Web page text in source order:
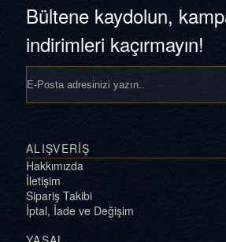
Bültene kaydolun,
indirimleri kaçırmayın!
ALIŞVERİŞ
Hakkımızda
İletişim
Sipariş Takibi
İptal, İade ve Değişim